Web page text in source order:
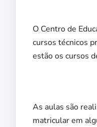
O Centro de
cursos técnicos
estão os cursos
As aulas são
matricular em